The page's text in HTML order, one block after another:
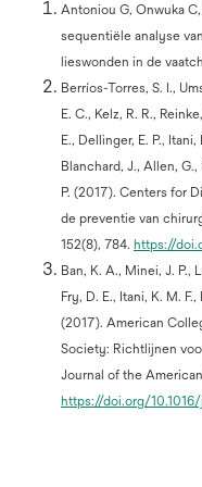
Antoniou G, Onwuka
sequentiële analyse
lieswonden in de
Berríos-Torres, S. I.,
E. C., Kelz, R. R.,
E., Dellinger, E. P.,
Blanchard, J., Allen,
P. (2017). Centers for
de preventie van
152(8), 784. https://
Ban, K. A., Minei, J. P.,
Fry, D. E., Itani, K. M.
(2017). American
Society: Richtlijnen
Journal of the
https://doi.org/